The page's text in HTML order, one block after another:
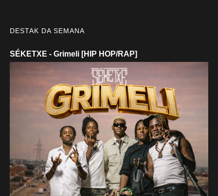
DESTAK DA SEMANA
SÉKETXE - Grimeli [HIP HOP/RAP]